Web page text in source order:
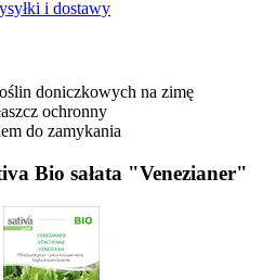
i dostawy
doniczkowych na zimę
ochronny
do zamykania
Bio sałata "Venezianer"